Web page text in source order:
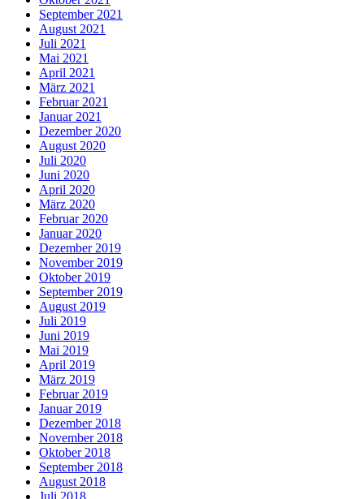
September 2021
August 2021
Juli 2021
Mai 2021
April 2021
März 2021
Februar 2021
Januar 2021
Dezember 2020
August 2020
Juli 2020
Juni 2020
April 2020
März 2020
Februar 2020
Januar 2020
Dezember 2019
November 2019
Oktober 2019
September 2019
August 2019
Juli 2019
Juni 2019
Mai 2019
April 2019
März 2019
Februar 2019
Januar 2019
Dezember 2018
November 2018
Oktober 2018
September 2018
August 2018
Juli 2018